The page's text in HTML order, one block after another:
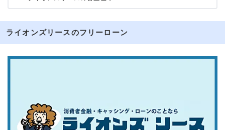
ライオンズリースのフリーローン